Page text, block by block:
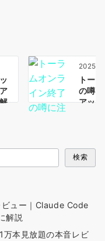
2025年
トー
の噂
アッ
検索
ュー｜Claude Code
解説
本見放題の本音レビ